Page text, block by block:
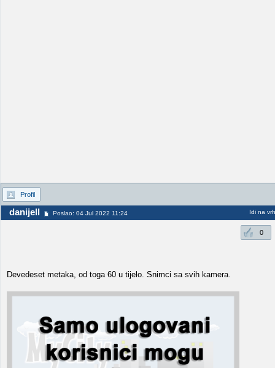
Profil
danijell Poslao: 04 Jul 2022 11:24 Idi na vrh
0
Devedeset metaka, od toga 60 u tijelo. Snimci sa svih kamera.